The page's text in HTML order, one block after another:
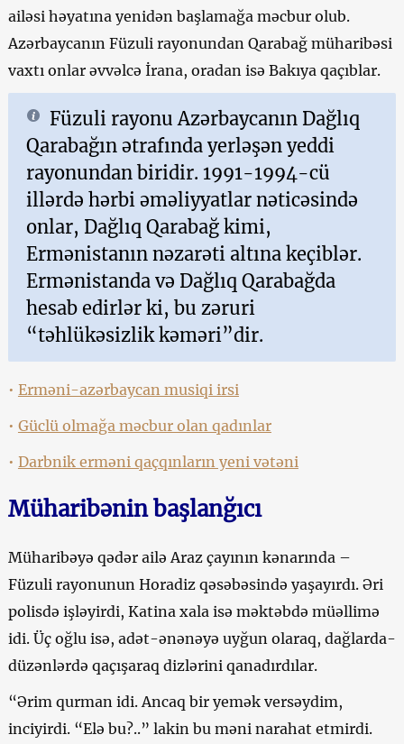
ailəsi həyatına yenidən başlamağa məcbur olub.
Azərbaycanın Füzuli rayonundan Qarabağ müharibəsi
vaxtı onlar əvvəlcə İrana, oradan isə Bakıya qaçıblar.
Füzuli rayonu Azərbaycanın Dağlıq
Qarabağın ətrafında yerləşən yeddi
rayonundan biridir. 1991-1994-cü
illərdə hərbi əməliyyatlar nəticəsində
onlar, Dağlıq Qarabağ kimi,
Ermənistanın nəzarəti altına keçiblər.
Ermənistanda və Dağlıq Qarabağda
hesab edirlər ki, bu zəruri
“təhlükəsizlik kəməri”dir.
• Erməni-azərbaycan musiqi irsi
• Güclü olmağa məcbur olan qadınlar
• Darbnik erməni qaçqınların yeni vətəni
Müharibənin başlanğıcı
Müharibəyə qədər ailə Araz çayının kənarında –
Füzuli rayonunun Horadiz qəsəbəsində yaşayırdı. Əri
polisdə işləyirdi, Katina xala isə məktəbdə müəllimə
idi. Üç oğlu isə, adət-ənənəyə uyğun olaraq, dağlarda-
düzənlərdə qaçışaraq dizlərini qanadırdılar.
“Ərim qurman idi. Ancaq bir yemək versəydim,
inciyirdi. “Elə bu?..” lakin bu məni narahat etmirdi.